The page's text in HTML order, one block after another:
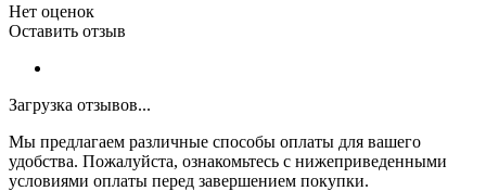
Нет оценок
Оставить отзыв
Загрузка отзывов...
Мы предлагаем различные способы оплаты для вашего
удобства. Пожалуйста, ознакомьтесь с нижеприведенными
условиями оплаты перед завершением покупки.